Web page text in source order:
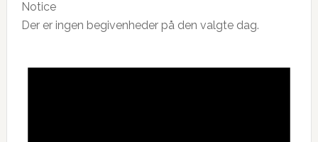
Notice
Der er ingen begivenheder på den valgte dag.